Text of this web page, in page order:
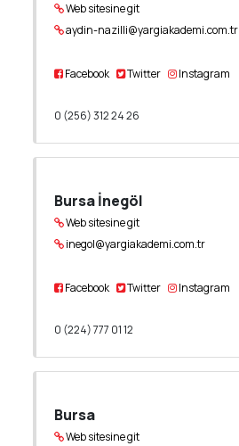
Web sitesine git
aydin-nazilli@yargiakademi.com.tr
Facebook Twitter Instagram
0 (256) 312 24 26
Bursa İnegöl
Web sitesine git
inegol@yargiakademi.com.tr
Facebook Twitter Instagram
0 (224) 777 01 12
Bursa
Web sitesine git